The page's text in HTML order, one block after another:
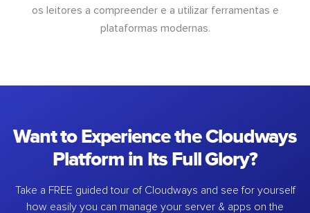
os leitores a compreender e a utilizar ferramentas e
plataformas modernas.
Want to Experience the Cloudways
Platform in Its Full Glory?
Take a FREE guided tour of Cloudways and see for yourself
how easily you can manage your server & apps on the